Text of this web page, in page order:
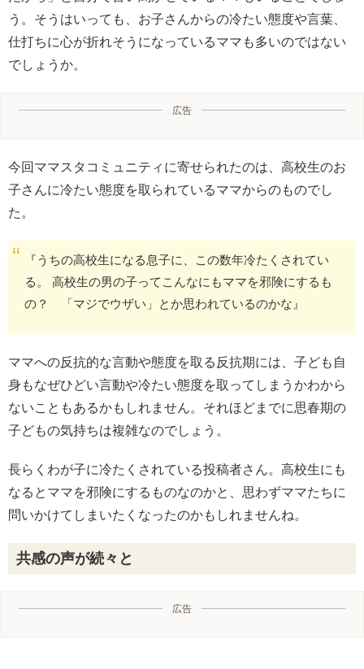
う。そうはいっても、お子さんからの冷たい態度や言葉、
仕打ちに心が折れそうになっているママも多いのではない
でしょうか。
広告
今回ママスタコミュニティに寄せられたのは、高校生のお
子さんに冷たい態度を取られているママからのものでし
た。
『うちの高校生になる息子に、この数年冷たくされてい
る。 高校生の男の子ってこんなにもママを邪険にするも
の？ 「マジでウザい」とか思われているのかな』
ママへの反抗的な言動や態度を取る反抗期には、子ども自
身もなぜひどい言動や冷たい態度を取ってしまうかわから
ないこともあるかもしれません。それほどまでに思春期の
子どもの気持ちは複雑なのでしょう。
長らくわが子に冷たくされている投稿者さん。高校生にも
なるとママを邪険にするものなのかと、思わずママたちに
問いかけてしまいたくなったのかもしれませんね。
共感の声が続々と
広告